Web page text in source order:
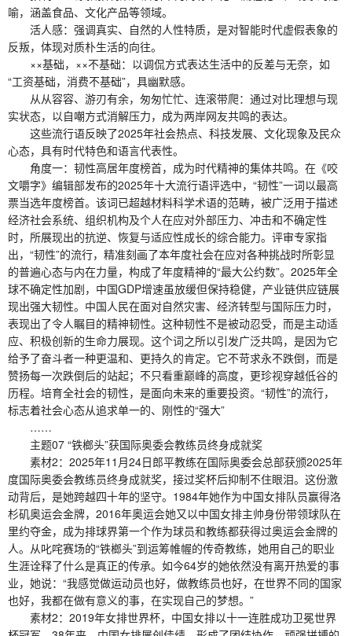
喻，涵盖食品、文化产品等领域。
活人感：强调真实、自然的人性特质，是对智能时代虚假表象的
反叛，体现对质朴生活的向往。
××基础，××不基础：以调侃方式表达生活中的反差与无奈，如
“工资基础，消费不基础”，具幽默感。
从从容容、游刃有余，匆匆忙忙、连滚带爬：通过对比理想与现
实状态，以自嘲方式消解压力，成为两岸网友共鸣的表达。
这些流行语反映了2025年社会热点、科技发展、文化现象及民众
心态，具有时代特色和语言代表性。
角度一：韧性高居年度榜首，成为时代精神的集体共鸣。在《咬
文嚼字》编辑部发布的2025年十大流行语评选中，“韧性”一词以最高
票当选年度榜首。该词已超越材料科学术语的范畴，被广泛用于描述
经济社会系统、组织机构及个人在应对外部压力、冲击和不确定性
时，所展现出的抗逆、恢复与适应性成长的综合能力。评审专家指
出，“韧性”的流行，精准刻画了本年度社会在应对各种挑战时所彰显
的普遍心态与内在力量，构成了年度精神的“最大公约数”。2025年全
球不确定性加剧，中国GDP增速虽放缓但保持稳健，产业链供应链展
现出强大韧性。中国人民在面对自然灾害、经济转型与国际压力时，
表现出了令人瞩目的精神韧性。这种韧性不是被动忍受，而是主动适
应、积极创新的生命力展现。这个词之所以引发广泛共鸣，是因为它
给予了奋斗者一种更温和、更持久的肯定。它不苛求永不跌倒，而是
赞扬每一次跌倒后的站起；不只看重巅峰的高度，更珍视穿越低谷的
历程。培育全社会的韧性，是面向未来的重要投资。“韧性”的流行，
标志着社会心态从追求单一的、刚性的“强大”
……
主题07 “铁榔头”获国际奥委会教练员终身成就奖
素材2：2025年11月24日郎平教练在国际奥委会总部获颁2025年
度国际奥委会教练员终身成就奖，接过奖杯后抑制不住眼泪。这份激
动背后，是她跨越四十年的坚守。1984年她作为中国女排队员赢得洛
杉矶奥运会金牌，2016年奥运会她又以中国女排主帅身份带领球队在
里约夺金，成为排球界第一个作为球员和教练都获得过奥运会金牌的
人。从叱咤赛场的“铁榔头”到运筹帷幄的传奇教练，她用自己的职业
生涯诠释了什么是真正的传承。如今64岁的她依然没有离开热爱的事
业，她说：“我感觉做运动员也好，做教练员也好，在世界不同的国家
也好，我都在做有意义的事，在实现自己的梦想。”
素材2：2019年女排世界杯，中国女排以十一连胜成功卫冕世界